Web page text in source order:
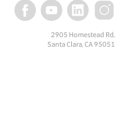
2905 Homestead Rd,
Santa Clara, CA 95051